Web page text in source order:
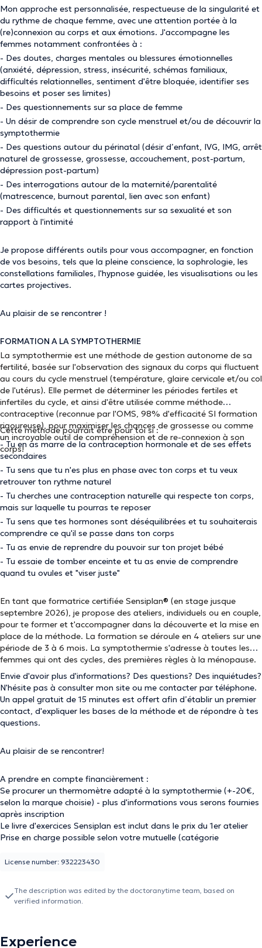
Mon approche est personnalisée, respectueuse de la singularité et
du rythme de chaque femme, avec une attention portée à la
(re)connexion au corps et aux émotions. J'accompagne les
femmes notamment confrontées à :
- Des doutes, charges mentales ou blessures émotionnelles
(anxiété, dépression, stress, insécurité, schémas familiaux,
difficultés relationnelles, sentiment d'être bloquée, identifier ses
besoins et poser ses limites)
- Des questionnements sur sa place de femme
- Un désir de comprendre son cycle menstruel et/ou de découvrir la
symptothermie
- Des questions autour du périnatal (désir d’enfant, IVG, IMG, arrêt
naturel de grossesse, grossesse, accouchement, post-partum,
dépression post-partum)
- Des interrogations autour de la maternité/parentalité
(matrescence, burnout parental, lien avec son enfant)
- Des difficultés et questionnements sur sa sexualité et son
rapport à l'intimité
Je propose différents outils pour vous accompagner, en fonction
de vos besoins, tels que la pleine conscience, la sophrologie, les
constellations familiales, l'hypnose guidée, les visualisations ou les
cartes projectives.
Au plaisir de se rencontrer !
FORMATION A LA SYMPTOTHERMIE
La symptothermie est une méthode de gestion autonome de sa
fertilité, basée sur l'observation des signaux du corps qui fluctuent
au cours du cycle menstruel (température, glaire cervicale et/ou col
de l'utérus). Elle permet de déterminer les périodes fertiles et
infertiles du cycle, et ainsi d'être utilisée comme méthode
contraceptive (reconnue par l'OMS, 98% d'efficacité SI formation
rigoureuse), pour maximiser les chances de grossesse ou comme
un incroyable outil de compréhension et de re-connexion à son
corps!
Cette méthode pourrait être pour toi si :
- Tu en as marre de la contraception hormonale et de ses effets
secondaires
- Tu sens que tu n'es plus en phase avec ton corps et tu veux
retrouver ton rythme naturel
- Tu cherches une contraception naturelle qui respecte ton corps,
mais sur laquelle tu pourras te reposer
- Tu sens que tes hormones sont déséquilibrées et tu souhaiterais
comprendre ce qu'il se passe dans ton corps
- Tu as envie de reprendre du pouvoir sur ton projet bébé
- Tu essaie de tomber enceinte et tu as envie de comprendre
quand tu ovules et "viser juste"
En tant que formatrice certifiée Sensiplan® (en stage jusque
septembre 2026), je propose des ateliers, individuels ou en couple,
pour te former et t'accompagner dans la découverte et la mise en
place de la méthode. La formation se déroule en 4 ateliers sur une
période de 3 à 6 mois. La symptothermie s'adresse à toutes les
femmes qui ont des cycles, des premières règles à la ménopause.
Envie d'avoir plus d'informations? Des questions? Des inquiétudes?
N'hésite pas à consulter mon site ou me contacter par téléphone.
Un appel gratuit de 15 minutes est offert afin d’établir un premier
contact, d'expliquer les bases de la méthode et de répondre à tes
questions.
Au plaisir de se rencontrer!
A prendre en compte financièrement :
Se procurer un thermomètre adapté à la symptothermie (+-20€,
selon la marque choisie) - plus d'informations vous serons fournies
après inscription
Le livre d'exercices Sensiplan est inclut dans le prix du 1er atelier
Prise en charge possible selon votre mutuelle (catégorie
de la mutualité chrétienne qui inclut désormais la formation
License number: 932223430
The description was edited by the doctoranytime team, based on
verified information.
Experience